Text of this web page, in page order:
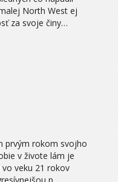
North West ej
za svoje činy…
prvým rokom svojho
v živote lám je
vo veku 21 rokov